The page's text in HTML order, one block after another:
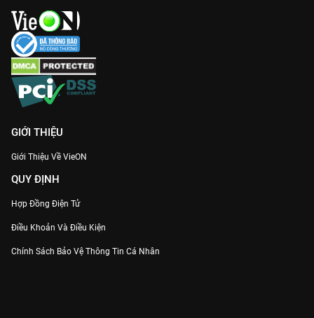
GIỚI THIỆU
Giới Thiệu Về VieON
QUY ĐỊNH
Hợp Đồng Điện Tử
Điều Khoản Và Điều Kiện
Chính Sách Bảo Vệ Thông Tin Cá Nhân